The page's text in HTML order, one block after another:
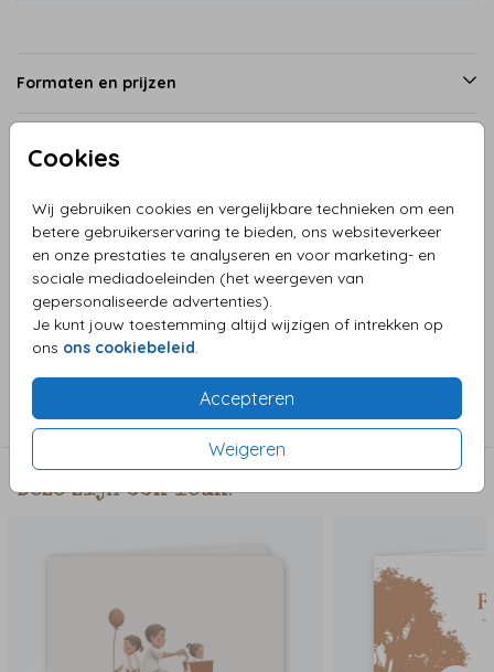
Cookies
Wij gebruiken cookies en vergelijkbare technieken om een
betere gebruikerservaring te bieden, ons websiteverkeer
en onze prestaties te analyseren en voor marketing- en
sociale mediadoeleinden (het weergeven van
gepersonaliseerde advertenties).
Je kunt jouw toestemming altijd wijzigen of intrekken op
ons ons cookiebeleid
Accepteren
Weigeren
Formaten en prijzen
Productinformatie
Omschrijving
Een lief geboortekaartje voor een meisje met lijntekening
van een zusje en baby in folie. In de editor vind je andere
variaties van deze tekening
Collectie
Meisjeskaart
Deze zijn ook leuk!